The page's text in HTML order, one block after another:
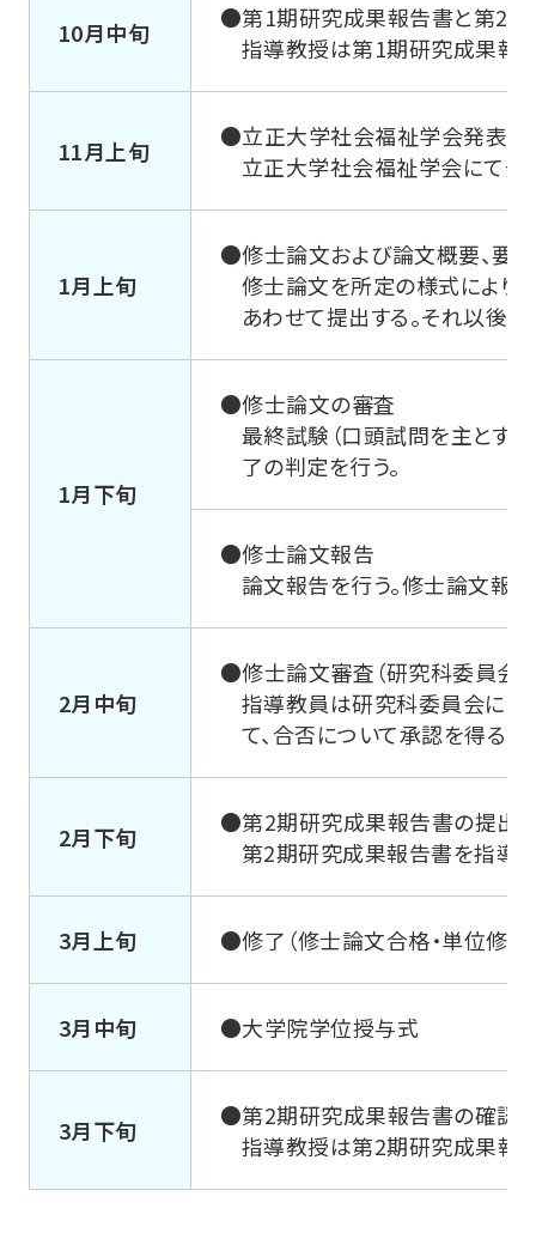
10月中旬
●第1期研究成果報告書と第2
指導教授は第1期研究成果報
11月上旬
●立正大学社会福祉学会発表
立正大学社会福祉学会にて発
1月上旬
●修士論文および論文概要、要
修士論文を所定の様式により
あわせて提出する。それ以後
1月下旬
●修士論文の審査
最終試験（口頭試問を主とす
了の判定を行う。
●修士論文報告
論文報告を行う。修士論文報
2月中旬
●修士論文審査（研究科委員会）
指導教員は研究科委員会にお
て、合否について承認を得る。
2月下旬
●第2期研究成果報告書の提出
第2期研究成果報告書を指導
3月上旬 ●修了（修士論文合格・単位修得
3月中旬 ●大学院学位授与式
3月下旬
●第2期研究成果報告書の確認
指導教授は第2期研究成果報